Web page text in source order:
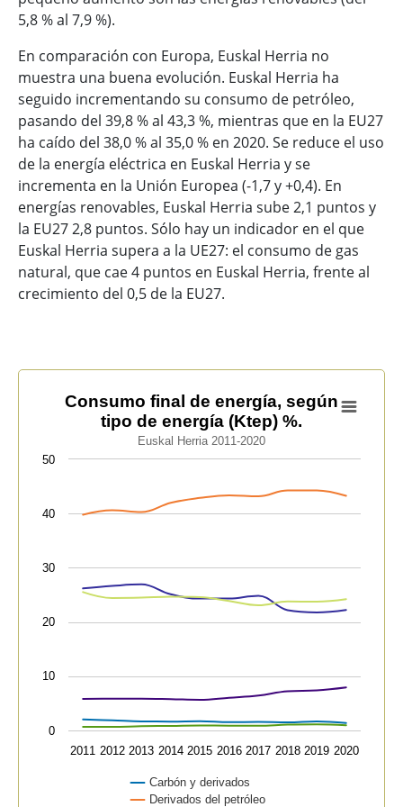
5,8 % al 7,9 %).
En comparación con Europa, Euskal Herria no
muestra una buena evolución. Euskal Herria ha
seguido incrementando su consumo de petróleo,
pasando del 39,8 % al 43,3 %, mientras que en la EU27
ha caído del 38,0 % al 35,0 % en 2020. Se reduce el uso
de la energía eléctrica en Euskal Herria y se
incrementa en la Unión Europea (-1,7 y +0,4). En
energías renovables, Euskal Herria sube 2,1 puntos y
la EU27 2,8 puntos. Sólo hay un indicador en el que
Euskal Herria supera a la UE27: el consumo de gas
natural, que cae 4 puntos en Euskal Herria, frente al
crecimiento del 0,5 de la EU27.
Consumo final de energía, según tipo de energía
Line chart with 6 lines.
Euskal Herria 2011-2020
The chart has 1 X axis displaying categories.
The chart has 1 Y axis displaying values. Data ranges
Consumo final de energía, según
tipo de energía (Ktep) %.
Euskal Herria 2011-2020
Carbón y derivados
Derivados del petróleo
2011 2012 2013 2014 2015 2016 2017 2018 2019 2020
0
10
20
30
40
50